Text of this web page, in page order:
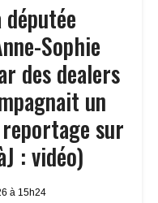
Sophie
des dealers
un
sur
: vidéo)
à 15h24